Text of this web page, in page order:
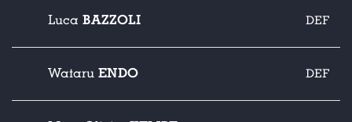
Luca BAZZOLI DEF
Wataru ENDO DEF